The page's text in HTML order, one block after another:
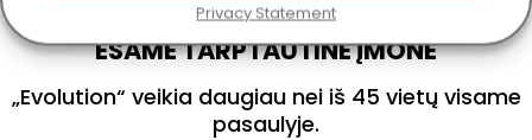
Privacy Statement
ESAME TARPTAUTINĖ ĮMONĖ
„Evolution“ veikia daugiau nei iš 45 vietų visame
pasaulyje.